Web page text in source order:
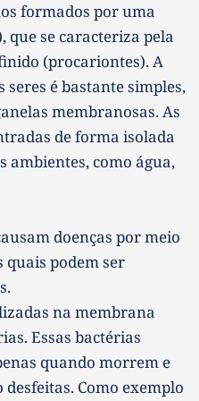
formados por uma
se caracteriza pela
(procariontes). A
seres é bastante simples,
membranosas. As
de forma isolada
ambientes, como água,
doenças por meio
quais podem ser
na membrana
Essas bactérias
quando morrem e
Como exemplo